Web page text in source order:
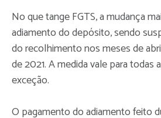
No que tange FGTS, a mudança
adiamento do depósito, sendo
do recolhimento nos meses de
de 2021. A medida vale para todas
exceção.
O pagamento do adiamento feito